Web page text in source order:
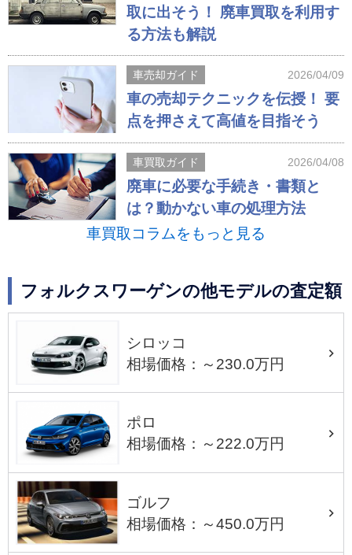
取に出そう！ 廃車買取を利用す
る方法も解説
車売却ガイド 2026/04/09
車の売却テクニックを伝授！ 要
点を押さえて高値を目指そう
車買取ガイド 2026/04/08
廃車に必要な手続き・書類と
は？動かない車の処理方法
車買取コラムをもっと見る
フォルクスワーゲンの他モデルの査定額
シロッコ
相場価格：～230.0万円
ポロ
相場価格：～222.0万円
ゴルフ
相場価格：～450.0万円